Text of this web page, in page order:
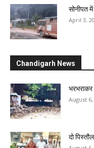
सोनीपत
April 3,
Chandigarh News
भरभराकर
August 6,
दो